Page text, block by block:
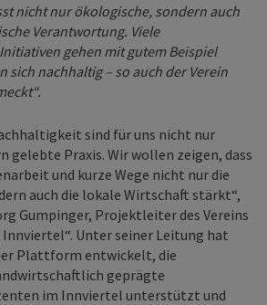
nicht nur ökologische, sondern auch
Verantwortung. Viele
gehen mit gutem Beispiel
sich nachhaltig – so auch der Verein
sind für uns nicht nur
gelebte Praxis. Wir wollen zeigen, dass
und kurze Wege nicht nur die
auch die lokale Wirtschaft stärkt“,
Gumpinger, Projektleiter des Vereins
Unter seiner Leitung hat
Plattform entwickelt, die
geprägte
im Innviertel unterstützt und